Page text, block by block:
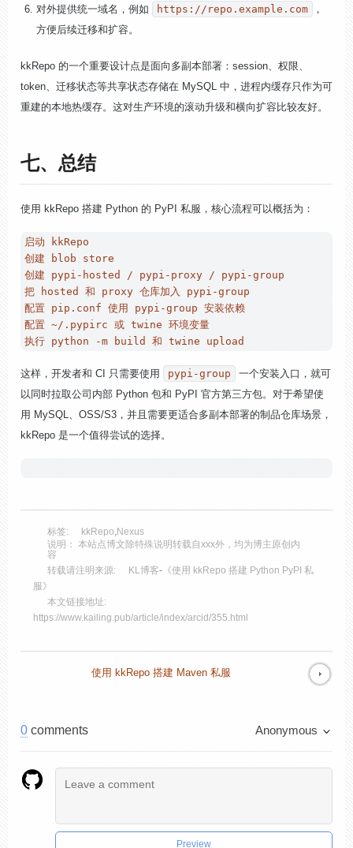
对外提供统一域名，例如 https://repo.example.com
，
方便后续迁移和扩容。
kkRepo 的一个重要设计点是面向多副本部署：session、权限、
token、迁移状态等共享状态存储在 MySQL 中，进程内缓存只作为可
重建的本地热缓存。这对生产环境的滚动升级和横向扩容比较友好。
七、总结
使用 kkRepo 搭建 Python 的 PyPI 私服，核心流程可以概括为：
启动 kkRepo
创建 blob store
创建 pypi-hosted / pypi-proxy / pypi-group
把 hosted 和 proxy 仓库加入 pypi-group
配置 pip.conf 使用 pypi-group 安装依赖
配置 ~/.pypirc 或 twine 环境变量
这样，开发者和 CI 只需要使用 pypi-group
一个安装入口，就可
以同时拉取公司内部 Python 包和 PyPI 官方第三方包。对于希望使
用 MySQL、OSS/S3，并且需要更适合多副本部署的制品仓库场景，
kkRepo 是一个值得尝试的选择。
标签: kkRepo,Nexus
说明： 本站点博文除特殊说明转载自xxx外，均为博主原创内
容
转载请注明来源:
KL博客- 《使用 kkRepo 搭建 Python PyPI 私
服》
本文链接地址:
https://www.kailing.pub/article/index/arcid/355.html
使用 kkRepo 搭建 Maven 私服
0 comments Anonymous
Preview